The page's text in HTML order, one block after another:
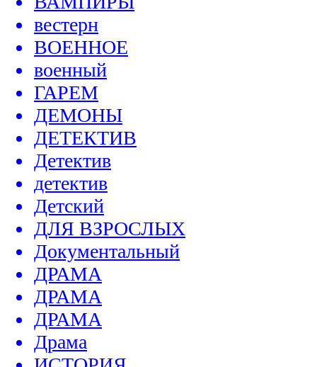
вестерн
ВОЕННОЕ
военный
ГАРЕМ
ДЕМОНЫ
ДЕТЕКТИВ
Детектив
детектив
Детский
ДЛЯ ВЗРОСЛЫХ
Документальный
ДРАМА
ДРАМА
ДРАМА
Драма